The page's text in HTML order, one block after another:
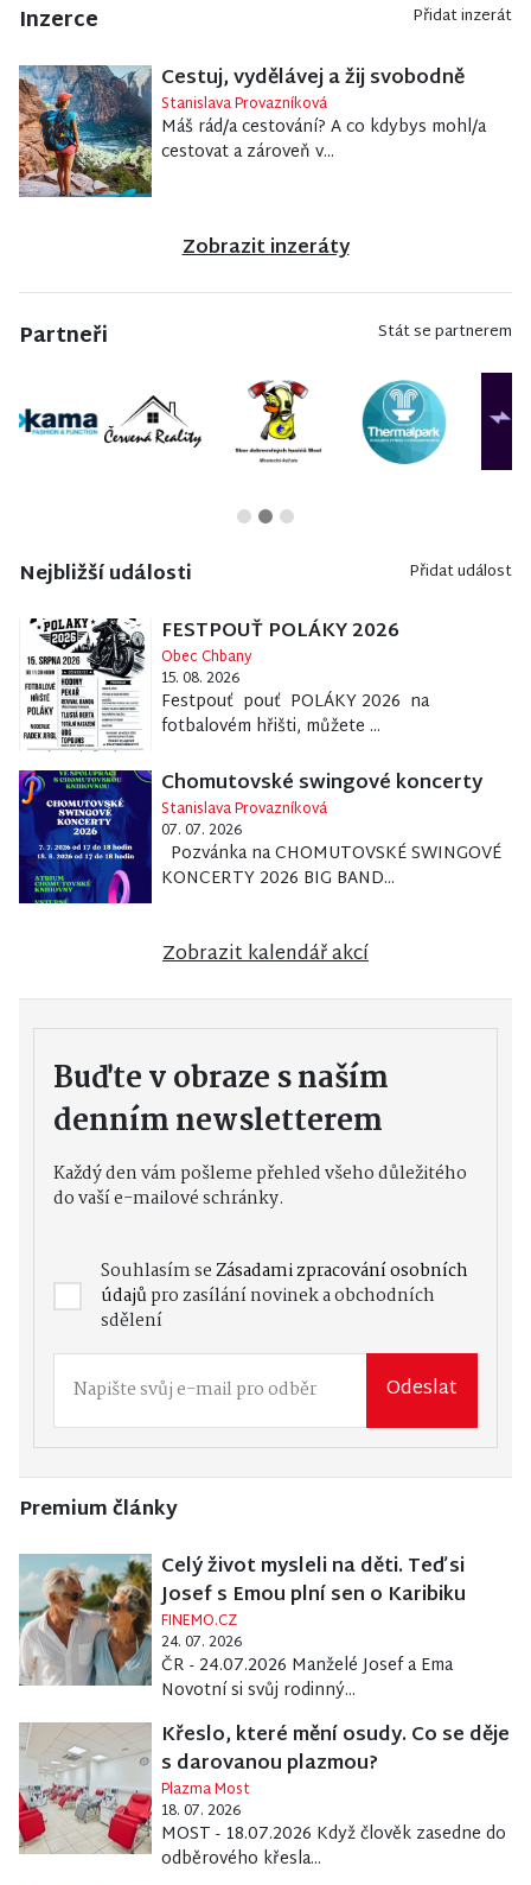
Inzerce Přidat inzerát
Cestuj, vydělávej a žij svobodně
Stanislava Provazníková
Máš rád/a cestování? A co kdybys mohl/a
cestovat a zároveň v...
Zobrazit inzeráty
Partneři Stát se partnerem
Nejbližší události Přidat událost
FESTPOUŤ POLÁKY 2026
Obec Chbany
15. 08. 2026
Festpouť pouť POLÁKY 2026 na
fotbalovém hřišti, můžete ...
Chomutovské swingové koncerty
Stanislava Provazníková
07. 07. 2026
Pozvánka na CHOMUTOVSKÉ SWINGOVÉ
KONCERTY 2026 BIG BAND...
Zobrazit kalendář akcí
Buďte v obraze s naším
denním newsletterem
Každý den vám pošleme přehled všeho důležitého
do vaší e-mailové schránky.
Souhlasím seZásadami zpracování osobních
údajůpro zasílání novinek a obchodních
sdělení
Odeslat
Premium články
Celý život mysleli na děti. Teď si
Josef s Emou plní sen o Karibiku
FINEMO.CZ
24. 07. 2026
ČR - 24.07.2026 Manželé Josef a Ema
Novotní si svůj rodinný...
Křeslo, které mění osudy. Co se děje
s darovanou plazmou?
Plazma Most
18. 07. 2026
MOST - 18.07.2026 Když člověk zasedne do
odběrového křesla...